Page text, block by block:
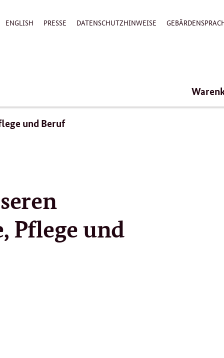
ENGLISH PRESSE DATENSCHUTZHINWEISE
und Beruf
Pflege und